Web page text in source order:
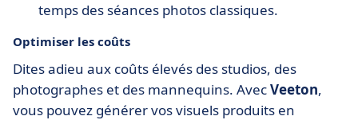
temps des séances photos classiques.
Optimiser les coûts
Dites adieu aux coûts élevés des studios, des
photographes et des mannequins. AvecVeeton,
vous pouvez générer vos visuels produits en